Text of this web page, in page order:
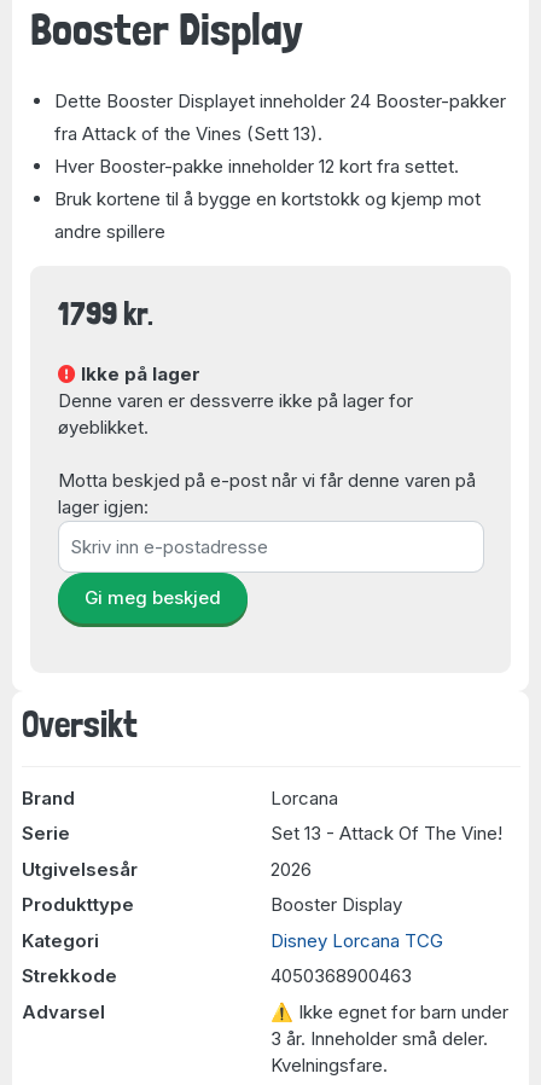
Oversikt
Brand
Lorcana
Serie
Set 13 - Attack Of The Vine!
Utgivelsesår
2026
Produkttype
Booster Display
Kategori
Disney Lorcana TCG
Strekkode
4050368900463
Advarsel
⚠ Ikke egnet for barn under
3 år. Inneholder små deler.
Kvelningsfare.
Booster Display
Dette Booster Displayet inneholder 24 Booster-pakker
fra Attack of the Vines (Sett 13).
Hver Booster-pakke inneholder 12 kort fra settet.
Bruk kortene til å bygge en kortstokk og kjemp mot
andre spillere
1799 kr.
Ikke på lager
Denne varen er dessverre ikke på lager for
øyeblikket.
Motta beskjed på e-post når vi får denne varen på
lager igjen:
Gi meg beskjed